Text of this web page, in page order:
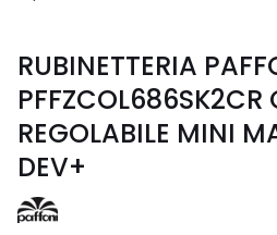
RUBINETTERIA
PFFZCOL686SK2CR
REGOLABILE MINI
DEV+